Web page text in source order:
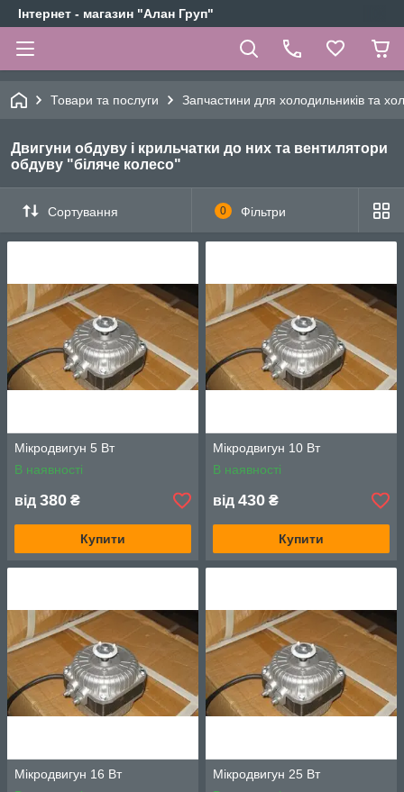
Інтернет - магазин "Алан Груп"
Товари та послуги Запчастини для холодильників та
Двигуни обдуву і крильчатки до них та вентилятори
обдуву "біляче колесо"
Сортування 0 Фільтри
Мікродвигун 5 Вт
В наявності
від 380 ₴
Купити
Мікродвигун 10 Вт
В наявності
від 430 ₴
Купити
Мікродвигун 16 Вт
Мікродвигун 25 Вт